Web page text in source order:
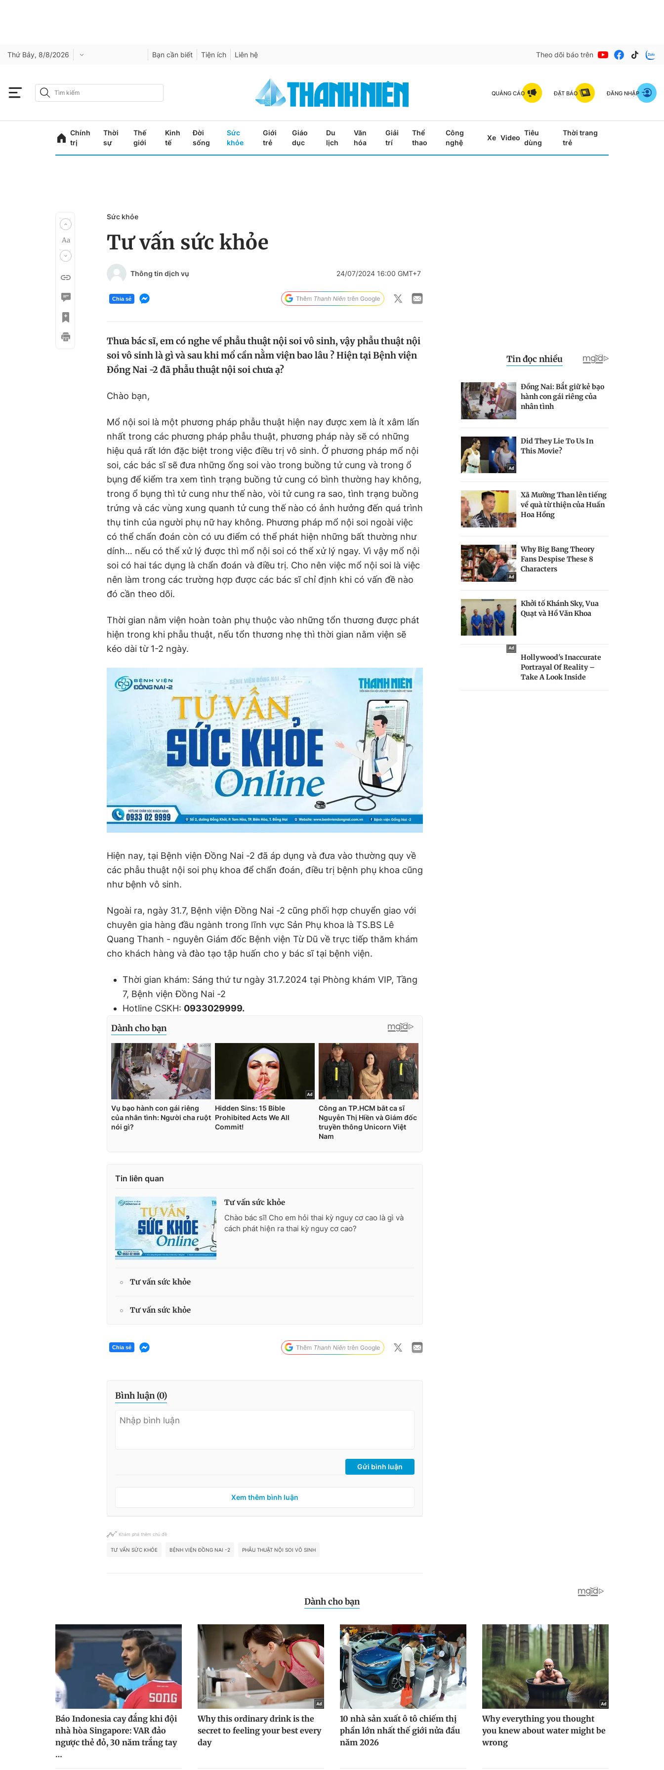
Thứ Bảy, 8/8/2026 Bạn cần biết Tiện ích Liên hệ Theo dõi báo trên
QUẢNG CÁO ĐẶT BÁO ĐĂNG NHẬP
Chính
trị
Thời
sự
Thế
giới
Kinh
tế
Đời
sống
Sức
khỏe
Giới
trẻ
Giáo
dục
Du
lịch
Văn
hóa
Giải
trí
Thể
thao
Công
nghệ
Xe Video
Tiêu
dùng
Thời trang
trẻ
Sức khỏe
Tư vấn sức khỏe
Thông tin dịch vụ 24/07/2024 16:00 GMT+7
Chia sẻ
Thưa bác sĩ, em có nghe về phẫu thuật nội soi vô sinh, vậy phẫu thuật nội
soi vô sinh là gì và sau khi mổ cần nằm viện bao lâu ? Hiện tại Bệnh viện
Đồng Nai -2 đã phẫu thuật nội soi chưa ạ?
Chào bạn,
Mổ nội soi là một phương pháp phẫu thuật hiện nay được xem là ít xâm lấn
nhất trong các phương pháp phẫu thuật, phương pháp này sẽ có những
hiệu quả rất lớn đặc biệt trong việc điều trị vô sinh. Ở phương pháp mổ nội
soi, các bác sĩ sẽ đưa những ống soi vào trong buồng tử cung và trong ổ
bụng để kiểm tra xem tình trạng buồng tử cung có bình thường hay không,
trong ổ bụng thì tử cung như thế nào, vòi tử cung ra sao, tình trạng buồng
trứng và các vùng xung quanh tử cung thế nào có ảnh hưởng đến quá trình
thụ tinh của người phụ nữ hay không. Phương pháp mổ nội soi ngoài việc
có thể chẩn đoán còn có ưu điểm có thể phát hiện những bất thường như
dính… nếu có thể xử lý được thì mổ nội soi có thể xử lý ngay. Vì vậy mổ nội
soi có hai tác dụng là chẩn đoán và điều trị. Cho nên việc mổ nội soi là việc
nên làm trong các trường hợp được các bác sĩ chỉ định khi có vấn đề nào
đó cần theo dõi.
Thời gian nằm viện hoàn toàn phụ thuộc vào những tổn thương được phát
hiện trong khi phẫu thuật, nếu tổn thương nhẹ thì thời gian nằm viện sẽ
kéo dài từ 1-2 ngày.
Hiện nay, tại Bệnh viện Đồng Nai -2 đã áp dụng và đưa vào thường quy về
các phẫu thuật nội soi phụ khoa để chẩn đoán, điều trị bệnh phụ khoa cũng
như bệnh vô sinh.
Ngoài ra, ngày 31.7, Bệnh viện Đồng Nai -2 cũng phối hợp chuyển giao với
chuyên gia hàng đầu ngành trong lĩnh vực Sản Phụ khoa là TS.BS Lê
Quang Thanh - nguyên Giám đốc Bệnh viện Từ Dũ về trực tiếp thăm khám
cho khách hàng và đào tạo tập huấn cho y bác sĩ tại bệnh viện.
Thời gian khám: Sáng thứ tư ngày 31.7.2024 tại Phòng khám VIP, Tầng
7, Bệnh viện Đồng Nai -2
Hotline CSKH: 0933029999.
Tin liên quan
Tư vấn sức khỏe
Chào bác sĩ! Cho em hỏi thai kỳ nguy cơ cao là gì và
cách phát hiện ra thai kỳ nguy cơ cao?
Tư vấn sức khỏe
Tư vấn sức khỏe
Chia sẻ
Bình luận (0)
Gửi bình luận
Xem thêm bình luận
Khám phá thêm chủ đề
TƯ VẤN SỨC KHỎE BỆNH VIỆN ĐỒNG NAI -2 PHẪU THUẬT NỘI SOI VÔ SINH